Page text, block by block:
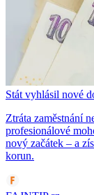
Stát vyhlásil nové
Ztráta zaměstnání
profesionálové
nový začátek – a
korun.